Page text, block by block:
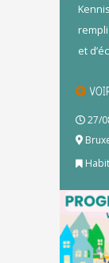
et
27/